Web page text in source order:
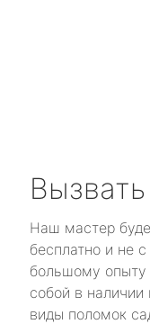
Наш мастер
бесплатно и не
большому опыту
собой в
виды поломок